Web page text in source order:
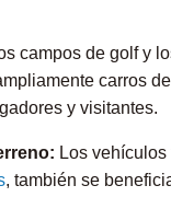
campos de golf y
carros
y visitantes.
Los
, también se